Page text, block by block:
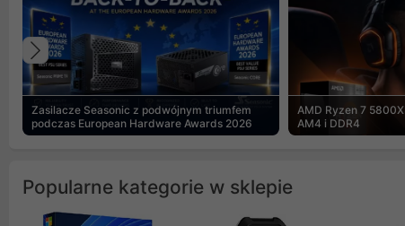
Zasilacze Seasonic z podwójnym triumfem
podczas European Hardware Awards 2026
AMD Ryzen 7
AM4 i DDR4
Poprzedni
Popularne kategorie w sklepie